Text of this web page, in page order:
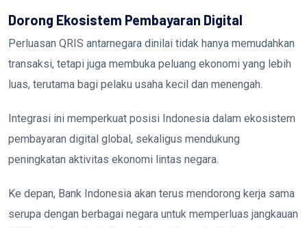
Dorong Ekosistem Pembayaran Digital
Perluasan QRIS antarnegara dinilai tidak hanya memudahkan
transaksi, tetapi juga membuka peluang ekonomi yang lebih
luas, terutama bagi pelaku usaha kecil dan menengah.
Integrasi ini memperkuat posisi Indonesia dalam ekosistem
pembayaran digital global, sekaligus mendukung
peningkatan aktivitas ekonomi lintas negara.
Ke depan, Bank Indonesia akan terus mendorong kerja sama
serupa dengan berbagai negara untuk memperluas jangkauan